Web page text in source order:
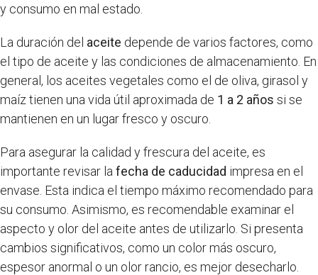
y consumo en mal estado.
La duración del aceite depende de varios factores, como
el tipo de aceite y las condiciones de almacenamiento. En
general, los aceites vegetales como el de oliva, girasol y
maíz tienen una vida útil aproximada de 1 a 2 años si se
mantienen en un lugar fresco y oscuro.
Para asegurar la calidad y frescura del aceite, es
importante revisar la fecha de caducidad impresa en el
envase. Esta indica el tiempo máximo recomendado para
su consumo. Asimismo, es recomendable examinar el
aspecto y olor del aceite antes de utilizarlo. Si presenta
cambios significativos, como un color más oscuro,
espesor anormal o un olor rancio, es mejor desecharlo.